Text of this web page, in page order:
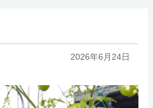
2026年6月24日